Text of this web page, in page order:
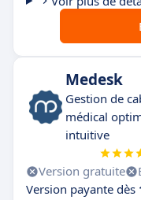
Medesk
Gestion de
médical
intuitive
Version gratuite
Version payante dès